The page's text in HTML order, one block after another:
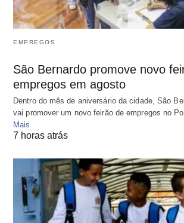
EMPREGOS
São Bernardo promove novo
empregos em agosto
Dentro do mês de aniversário da cidade, São
vai promover um novo feirão de empregos no
Mais
7 horas atrás